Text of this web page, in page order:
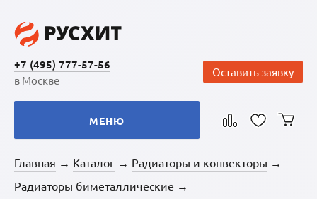
+7 (495) 777-57-56
в Москве
Оставить заявку
МЕНЮ
Главная → Каталог → Радиаторы и конвекторы →
Радиаторы биметаллические →